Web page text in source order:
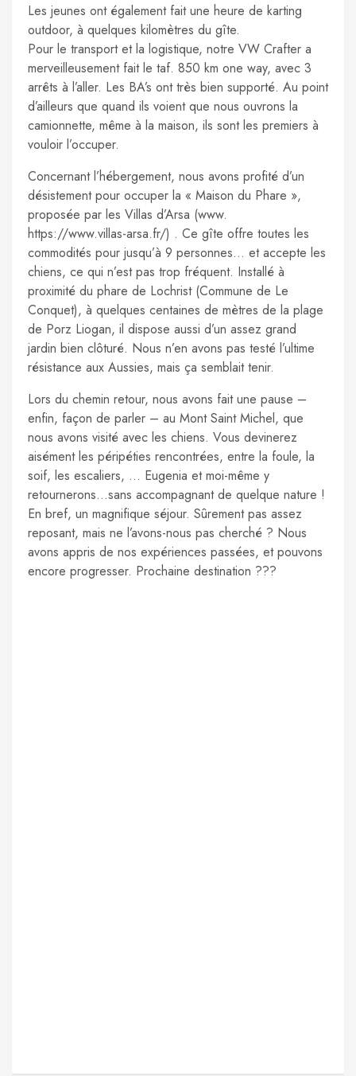
Les jeunes ont également fait une heure de karting
outdoor, à quelques kilomètres du gîte.
Pour le transport et la logistique, notre VW Crafter a
merveilleusement fait le taf. 850 km one way, avec 3
arrêts à l’aller. Les BA’s ont très bien supporté. Au point
d’ailleurs que quand ils voient que nous ouvrons la
camionnette, même à la maison, ils sont les premiers à
vouloir l’occuper.
Concernant l’hébergement, nous avons profité d’un
désistement pour occuper la « Maison du Phare »,
proposée par les Villas d’Arsa (www.
https://www.villas-arsa.fr/) . Ce gîte offre toutes les
commodités pour jusqu’à 9 personnes… et accepte les
chiens, ce qui n’est pas trop fréquent. Installé à
proximité du phare de Lochrist (Commune de Le
Conquet), à quelques centaines de mètres de la plage
de Porz Liogan, il dispose aussi d’un assez grand
jardin bien clôturé. Nous n’en avons pas testé l’ultime
résistance aux Aussies, mais ça semblait tenir.
Lors du chemin retour, nous avons fait une pause –
enfin, façon de parler – au Mont Saint Michel, que
nous avons visité avec les chiens. Vous devinerez
aisément les péripéties rencontrées, entre la foule, la
soif, les escaliers, … Eugenia et moi-même y
retournerons…sans accompagnant de quelque nature !
En bref, un magnifique séjour. Sûrement pas assez
reposant, mais ne l’avons-nous pas cherché ? Nous
avons appris de nos expériences passées, et pouvons
encore progresser. Prochaine destination ???